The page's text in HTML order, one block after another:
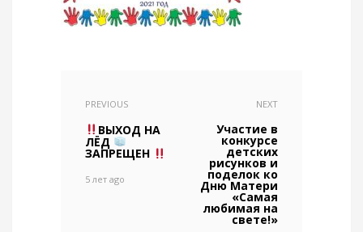
PREVIOUS
ВЫХОД НА
ЛЁД
ЗАПРЕЩЕН
5 лет ago
NEXT
Участие в
конкурсе
детских
рисунков и
поделок ко
Дню Матери
«Самая
любимая на
свете!»